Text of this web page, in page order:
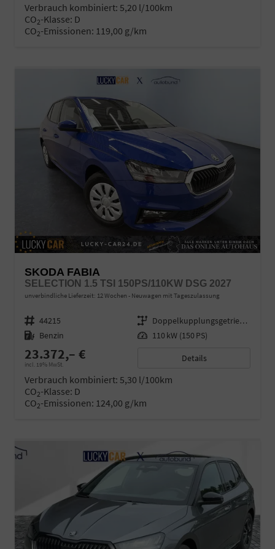
Verbrauch kombiniert: 5,20 l/100km
CO2-Klasse: D
CO2-Emissionen: 119,00 g/km
SKODA FABIA
SELECTION 1.5 TSI 150PS/110KW DSG 2027
unverbindliche Lieferzeit: 12 Wochen Neuwagen mit Tageszulassung
Fahrzeugnr. 44215 Getriebe
Doppelkupplungsgetriebe (DSG)
Kraftstoff Benzin Leistung 110 kW (150 PS)
23.372,– €
incl. 19% MwSt.
Details
Verbrauch kombiniert: 5,30 l/100km
CO2-Klasse: D
CO2-Emissionen: 124,00 g/km